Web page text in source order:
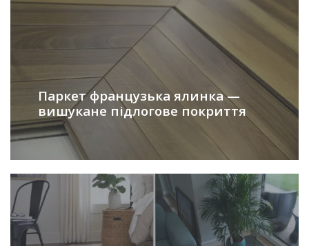
Паркет французька ялинка —
вишукане підлогове покриття